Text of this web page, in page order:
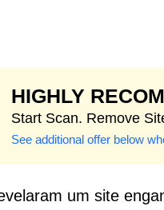
HIGHLY
Start Scan. Remove
See additional offer below
um site